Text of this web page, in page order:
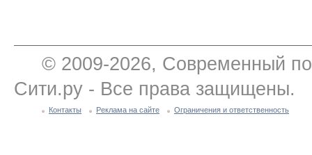
© 2009-2026, Современный
Сити.ру - Все права защищены.
Контакты Реклама на сайте Ограничения и ответственность